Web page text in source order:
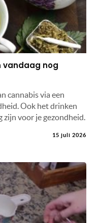
vandaag nog
cannabis via een
Ook het drinken
voor je gezondheid.
15 juli 2026